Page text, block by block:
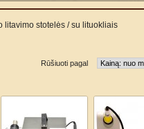
litavimo stotelės / su lituokliais
Rūšiuoti pagal